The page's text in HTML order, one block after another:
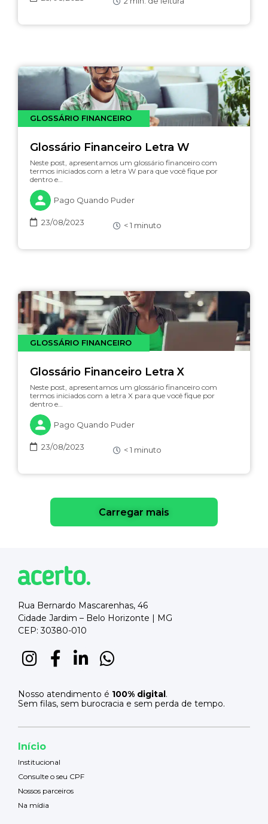
GLOSSÁRIO FINANCEIRO
Glossário Financeiro Letra W
Neste post, apresentamos um glossário financeiro com
termos iniciados com a letra W para que você fique por
dentro e…
Pago Quando Puder
23/08/2023 < 1 minuto
GLOSSÁRIO FINANCEIRO
Glossário Financeiro Letra X
Neste post, apresentamos um glossário financeiro com
termos iniciados com a letra X para que você fique por
dentro e…
Pago Quando Puder
23/08/2023 < 1 minuto
Carregar mais
Rua Bernardo Mascarenhas, 46
Cidade Jardim – Belo Horizonte | MG
CEP: 30380-010
Nosso atendimento é 100% digital.
Sem filas, sem burocracia e sem perda de tempo.
Início
Institucional
Consulte o seu CPF
Nossos parceiros
Na mídia